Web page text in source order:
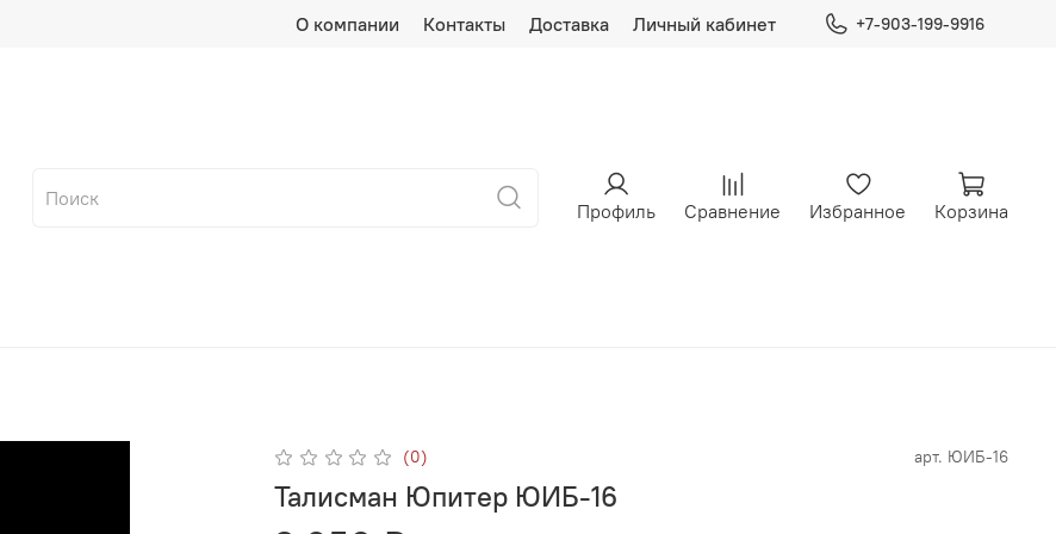
О компании Контакты Доставка Личный кабинет +7-903-199-9916
Профиль Сравнение Избранное Корзина
(0) арт. ЮИБ-16
Талисман Юпитер ЮИБ-16